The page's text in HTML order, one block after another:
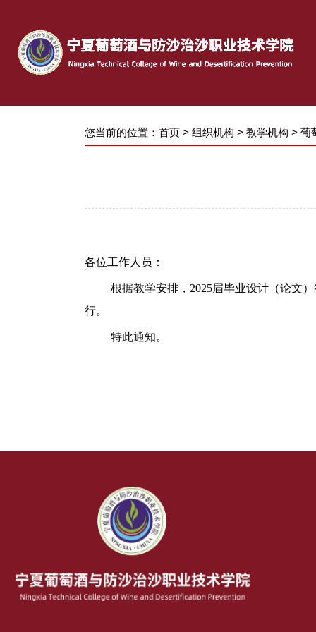
您当前的位置： 首页 > 组织机构 > 教学机构 > 葡
各位工作人员 ：
根据教学安排， 2025届毕业设计（论文
行。
特此通知。